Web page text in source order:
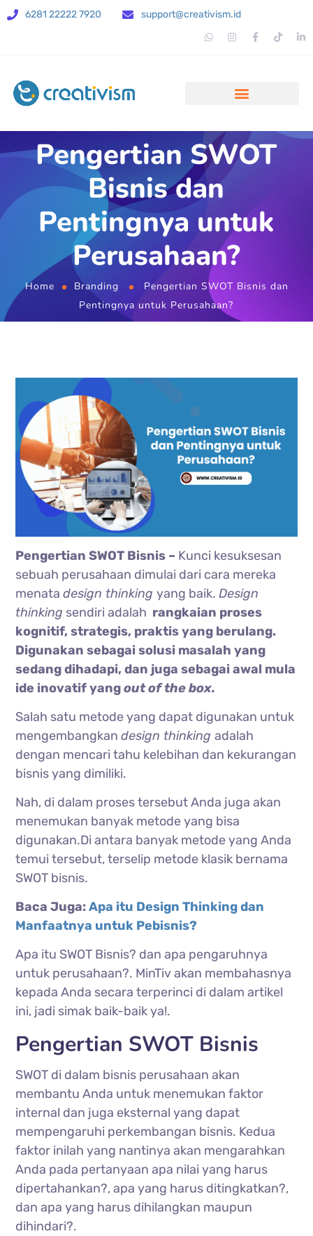
6281 22222 7920 support@creativism.id
Pengertian SWOT
Bisnis dan
Pentingnya untuk
Perusahaan?
Home Branding
Pengertian SWOT Bisnis dan
Pentingnya untuk Perusahaan?
Pengertian SWOT Bisnis – Kunci kesuksesan
sebuah perusahaan dimulai dari cara mereka
menatadesign thinkingyang baik.Design
thinking sendiri adalah rangkaian proses
kognitif, strategis, praktis yang berulang.
Digunakan sebagai solusi masalah yang
sedang dihadapi, dan juga sebagai awal mula
ide inovatif yangout of the box.
Salah satu metode yang dapat digunakan untuk
mengembangkandesign thinkingadalah
dengan mencari tahu kelebihan dan kekurangan
bisnis yang dimiliki.
Nah, di dalam proses tersebut Anda juga akan
menemukan banyak metode yang bisa
digunakan.Di antara banyak metode yang Anda
temui tersebut, terselip metode klasik bernama
SWOT bisnis.
Baca Juga: Apa itu Design Thinking dan
Manfaatnya untuk Pebisnis?
Apa itu SWOT Bisnis? dan apa pengaruhnya
untuk perusahaan?. MinTiv akan membahasnya
kepada Anda secara terperinci di dalam artikel
ini, jadi simak baik-baik ya!.
Pengertian SWOT Bisnis
SWOT di dalam bisnis perusahaan akan
membantu Anda untuk menemukan faktor
internal dan juga eksternal yang dapat
mempengaruhi perkembangan bisnis. Kedua
faktor inilah yang nantinya akan mengarahkan
Anda pada pertanyaan apa nilai yang harus
dipertahankan?, apa yang harus ditingkatkan?,
dan apa yang harus dihilangkan maupun
dihindari?.